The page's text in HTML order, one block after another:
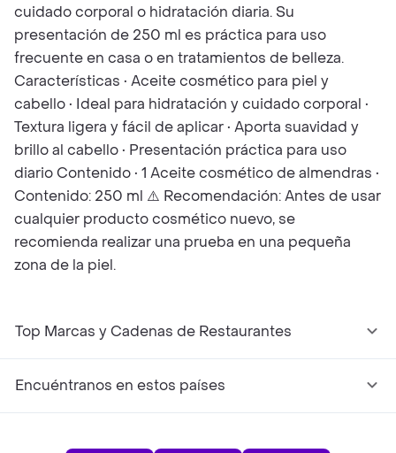
cuidado corporal o hidratación diaria. Su
presentación de 250 ml es práctica para uso
frecuente en casa o en tratamientos de belleza.
Características • Aceite cosmético para piel y
cabello • Ideal para hidratación y cuidado corporal •
Textura ligera y fácil de aplicar • Aporta suavidad y
brillo al cabello • Presentación práctica para uso
diario Contenido • 1 Aceite cosmético de almendras •
Contenido: 250 ml ⚠️ Recomendación: Antes de usar
cualquier producto cosmético nuevo, se
recomienda realizar una prueba en una pequeña
zona de la piel.
Top Marcas y Cadenas de Restaurantes
Encuéntranos en estos países